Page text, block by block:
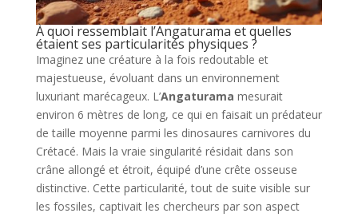
À quoi ressemblait l’Angaturama et quelles
étaient ses particularités physiques ?
Imaginez une créature à la fois redoutable et
majestueuse, évoluant dans un environnement
luxuriant marécageux. L’Angaturama mesurait
environ 6 mètres de long, ce qui en faisait un prédateur
de taille moyenne parmi les dinosaures carnivores du
Crétacé. Mais la vraie singularité résidait dans son
crâne allongé et étroit, équipé d’une crête osseuse
distinctive. Cette particularité, tout de suite visible sur
les fossiles, captivait les chercheurs par son aspect